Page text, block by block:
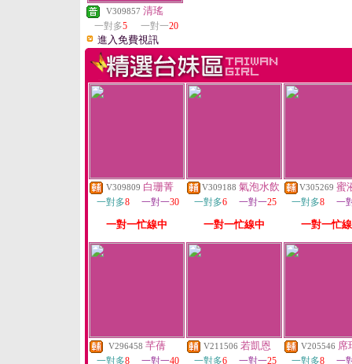
V309857 清瑤
一對多5 一對一20
進入免費視訊
V309809 白珊菁
一對多8 一對一30
一對一忙線中
V309188 氣泡水飲
一對多6 一對一25
一對一忙線中
V305269 蜜
一對多8 一
一對一忙
V296458 芊蒨
一對多8 一對一40
V211506 若凱恩
一對多6 一對一25
V205546 席
一對多8 一